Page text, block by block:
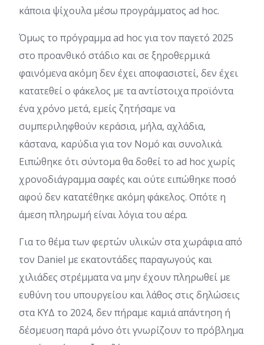
κάποια ψίχουλα μέσω προγράμματος ad hoc.
Όμως το πρόγραμμα ad hoc για τον παγετό 2025
στο προανθικό στάδιο και σε ξηροθερμικά
φαινόμενα ακόμη δεν έχει αποφασιστεί, δεν έχει
κατατεθεί ο φάκελος με τα αντίστοιχα προϊόντα
ένα χρόνο μετά, εμείς ζητήσαμε να
συμπεριληφθούν κεράσια, μήλα, αχλάδια,
κάστανα, καρύδια για τον Νομό και συνολικά.
Ειπώθηκε ότι σύντομα θα δοθεί το ad hoc χωρίς
χρονοδιάγραμμα σαφές και ούτε ειπώθηκε ποσό
αφού δεν κατατέθηκε ακόμη φάκελος. Οπότε η
άμεση πληρωμή είναι λόγια του αέρα.
Για το θέμα των φερτών υλικών στα χωράφια από
τον Daniel με εκατοντάδες παραγωγούς και
χιλιάδες στρέμματα να μην έχουν πληρωθεί με
ευθύνη του υπουργείου και λάθος στις δηλώσεις
στα ΚΥΔ το 2024, δεν πήραμε καμιά απάντηση ή
δέσμευση παρά μόνο ότι γνωρίζουν το πρόβλημα